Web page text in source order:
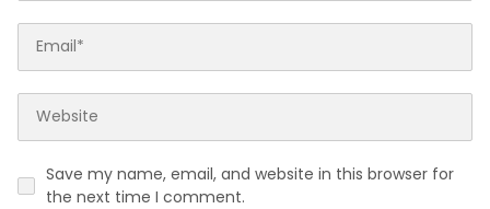
Save my name, email, and website in this browser for
the next time I comment.